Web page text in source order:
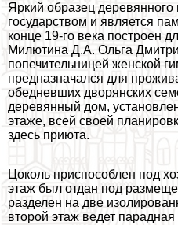
Яркий образец
государством и является
конце 19-го века построен
Милютина Д.А. Ольга
попечительницей женской
предназначался для
обедневших дворянских
деревянный дом,
этаже, всей своей
здесь приюта.
Цоколь приспособлен под
этаж был отдан под
разделен на две
второй этаж ведет